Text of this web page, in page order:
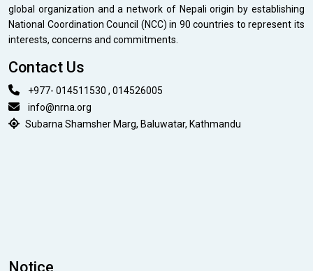
global organization and a network of Nepali origin by establishing
National Coordination Council (NCC) in 90 countries to represent its
interests, concerns and commitments.
Contact Us
+977- 014511530 , 014526005
info@nrna.org
Subarna Shamsher Marg, Baluwatar, Kathmandu
Notice